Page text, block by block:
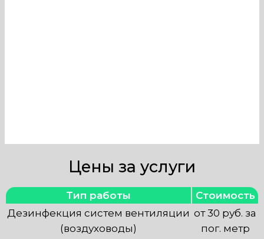
Цены за услуги
Тип работы
Стоимость
Дезинфекция систем вентиляции
(воздуховоды)
от 30 руб. за
пог. метр